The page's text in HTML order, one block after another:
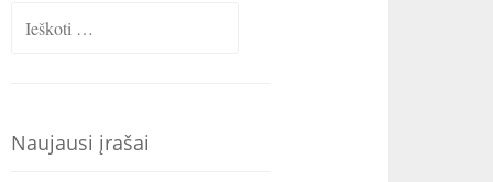
Ieškoti:
Naujausi įrašai